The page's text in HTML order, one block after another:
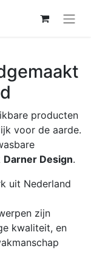
producten
voor de aarde.
Darner Design.
uit Nederland
zijn
kwaliteit, en